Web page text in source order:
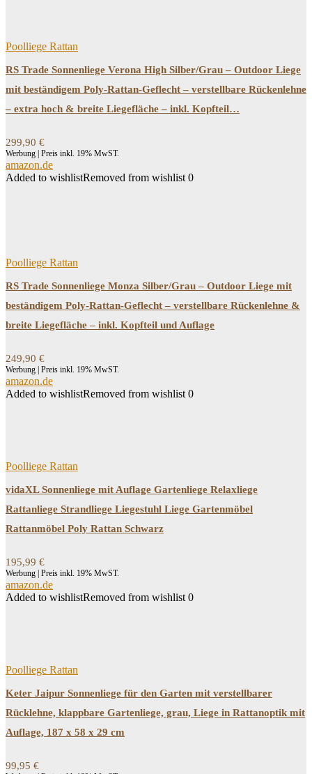
Poolliege Rattan
RS Trade Sonnenliege Verona High Silber/Grau – Outdoor Liege
mit beständigem Poly-Rattan-Geflecht – verstellbare Rückenlehne
– extra hoch & breite Liegefläche – inkl. Kopfteil…
299,90 €
Werbung | Preis inkl. 19% MwST.
amazon.de
Added to wishlistRemoved from wishlist 0
Poolliege Rattan
RS Trade Sonnenliege Monza Silber/Grau – Outdoor Liege mit
beständigem Poly-Rattan-Geflecht – verstellbare Rückenlehne &
breite Liegefläche – inkl. Kopfteil und Auflage
249,90 €
Werbung | Preis inkl. 19% MwST.
amazon.de
Added to wishlistRemoved from wishlist 0
Poolliege Rattan
vidaXL Sonnenliege mit Auflage Gartenliege Relaxliege
Rattanliege Strandliege Liegestuhl Liege Gartenmöbel
Rattanmöbel Poly Rattan Schwarz
195,99 €
Werbung | Preis inkl. 19% MwST.
amazon.de
Added to wishlistRemoved from wishlist 0
Poolliege Rattan
Keter Jaipur Sonnenliege für den Garten mit verstellbarer
Rücklehne, klappbare Gartenliege, grau, Liege in Rattanoptik mit
Auflage, 187 x 58 x 29 cm
99,95 €